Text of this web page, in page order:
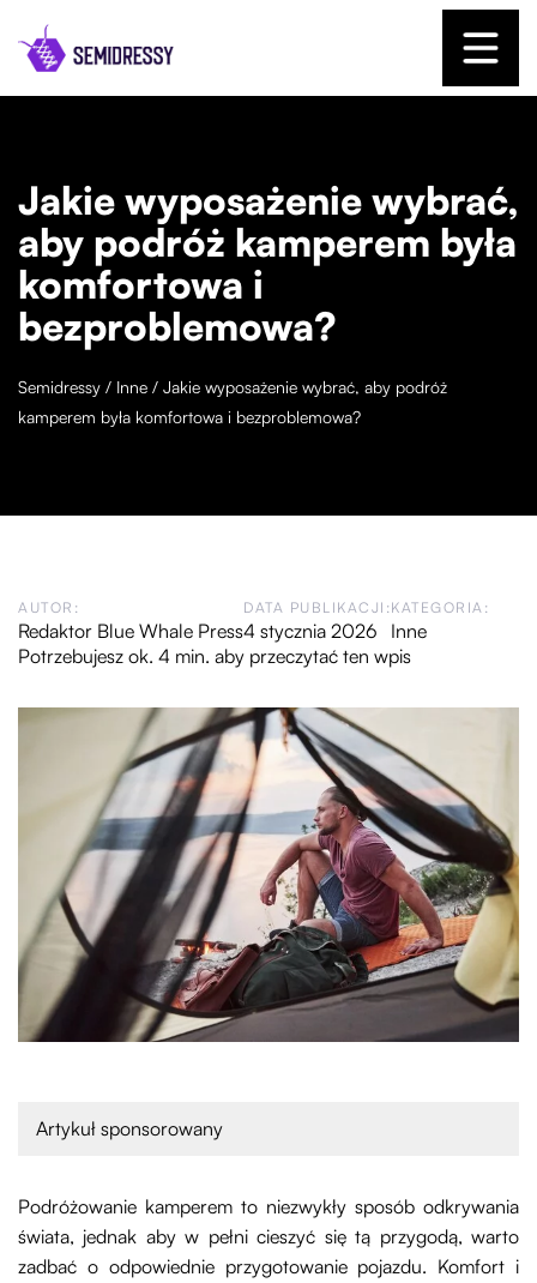
Jakie wyposażenie wybrać,
aby podróż kamperem była
komfortowa i
bezproblemowa?
Semidressy / Inne / Jakie wyposażenie wybrać, aby podróż
kamperem była komfortowa i bezproblemowa?
AUTOR:
Redaktor Blue Whale Press
DATA PUBLIKACJI:
4 stycznia 2026
KATEGORIA:
Inne
Potrzebujesz ok. 4 min. aby przeczytać ten wpis
Artykuł sponsorowany
Podróżowanie kamperem to niezwykły sposób odkrywania
świata, jednak aby w pełni cieszyć się tą przygodą, warto
zadbać o odpowiednie przygotowanie pojazdu. Komfort i